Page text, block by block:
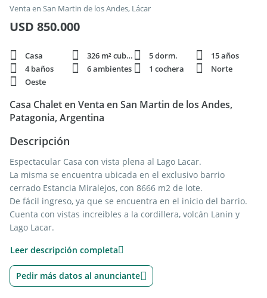
Venta en San Martin de los Andes, Lácar
USD 850.000
Casa 326 m² cubie. 5 dorm.
15 años
4 baños
6 ambientes 1 cochera
Norte
Oeste
Casa Chalet en Venta en San Martin de los Andes,
Patagonia, Argentina
Descripción
Espectacular Casa con vista plena al Lago Lacar.
La misma se encuentra ubicada en el exclusivo barrio
cerrado Estancia Miralejos, con 8666 m2 de lote.
De fácil ingreso, ya que se encuentra en el inicio del barrio.
Cuenta con vistas increibles a la cordillera, volcán Lanin y
Lago Lacar.
semicubiertos de 90 m2.
Casa principal: Se ingresa por un hall frio e inmediatamente
a un living/comedor integrado donde alberga un hogar
Leer descripción completa
Pedir más datos al anunciante